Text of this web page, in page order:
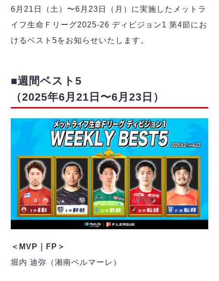
戦績表
警告・退場・出場停止選手
個人ランキング｜シュート
メットライフ生命Ｆリーグカップ 2026
試合日程・結果
大会概要
アリーナ情報
チケット情報
過去の記録
バサジィ大分
メットライフ生命Ｆ２リーグ
マルバ水戸FC
リガーレヴィア葛飾
Y．S．C．C．横浜
ヴィンセドール白山
アグレミーナ浜松
デウソン神戸
ポルセイド浜田
ミラクルスマイル新居浜
リーグ要項
クラブライセンス関連
ディビジョン1 試合記録
ディビジョン2 試合記録
Ｆリーグカップ 試合記録
記念ゴール
ハットトリック
担当審判員
選手の通算記録（Ｆ１）
エスポラーダ北海道
バルドラール浦安
フウガドールすみだ
しながわシティ
立川アスレティックFC
湘南ベルマーレ
ボアルース長野
ABeam AWARD
DIVISION 01
DIVISION02
FOLLOW US!
6月21日（土）〜6月23日（月）に実施したメットラ
イフ生命Ｆリーグ2025-26 ディビジョン1 第4節にお
けるベスト5をお知らせいたします。
■週間ベスト5
（2025年6月21日〜6月23日）
＜MVP｜FP＞
堀内 迪弥（湘南ベルマーレ）